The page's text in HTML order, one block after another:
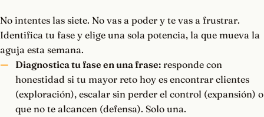
No intentes las siete. No vas a poder y te vas a frustrar.
Identifica tu fase y elige una sola potencia, la que mueva la
aguja esta semana.
Diagnostica tu fase en una frase:responde con
honestidad si tu mayor reto hoy es encontrar clientes
(exploración), escalar sin perder el control (expansión) o
que no te alcancen (defensa). Solo una.